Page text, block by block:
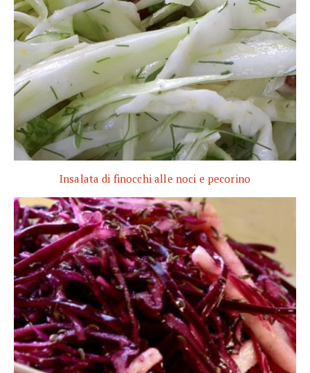
Insalata di finocchi alle noci e pecorino